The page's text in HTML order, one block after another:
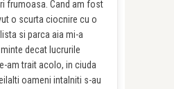
frumoasa. Cand am fost
o scurta ciocnire cu o
si parca aia mi-a
decat lucrurile
am trait acolo, in ciuda
oameni intalniti s-au